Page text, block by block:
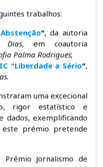
trabalhos:
", da autoria
Dias, em coautoria
Palma Rodrigues;
"Liberdade a Sério",
.
uma excecional
rigor estatístico e
dados, exemplificando
prémio pretende
Jornalismo de